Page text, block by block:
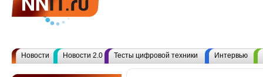
Новости Новости 2.0 Тесты цифровой техники Интервью